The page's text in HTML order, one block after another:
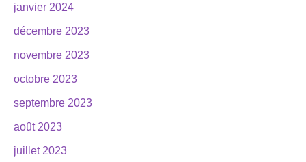
janvier 2024
décembre 2023
novembre 2023
octobre 2023
septembre 2023
août 2023
juillet 2023